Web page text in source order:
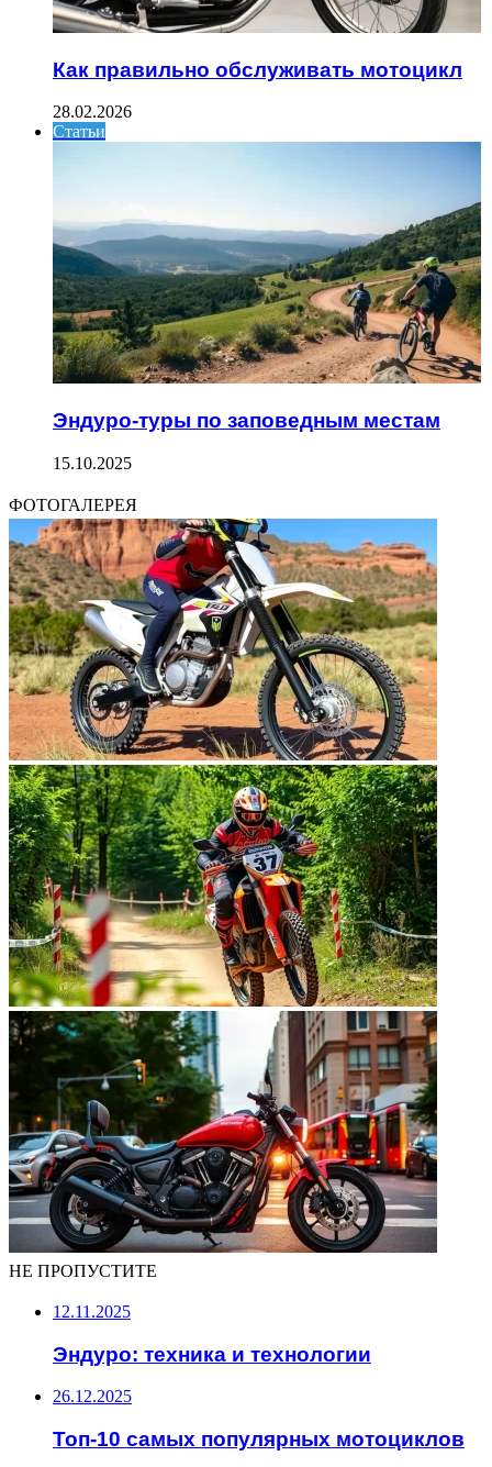
Как правильно обслуживать мотоцикл
28.02.2026
Статьи
Эндуро-туры по заповедным местам
15.10.2025
ФОТОГАЛЕРЕЯ
НЕ ПРОПУСТИТЕ
12.11.2025
Эндуро: техника и технологии
26.12.2025
Топ-10 самых популярных мотоциклов